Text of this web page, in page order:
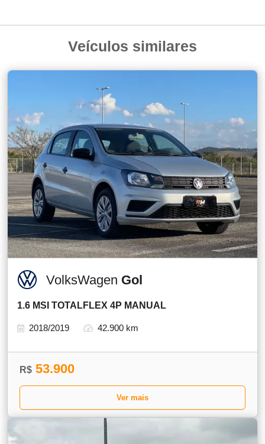
Veículos similares
VolksWagen Gol
1.6 MSI TOTALFLEX 4P MANUAL
2018/2019 42.900 km
R$ 53.900
Ver mais